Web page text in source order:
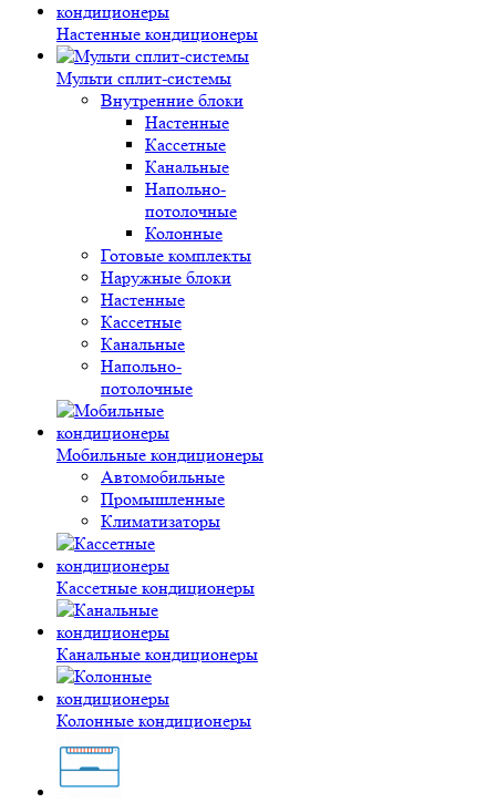
Настенные кондиционеры
Мульти сплит-системы
Внутренние блоки
Настенные
Кассетные
Канальные
Напольно-
потолочные
Колонные
Готовые комплекты
Наружные блоки
Настенные
Кассетные
Канальные
Напольно-
потолочные
Мобильные кондиционеры
Автомобильные
Промышленные
Климатизаторы
Кассетные кондиционеры
Канальные кондиционеры
Колонные кондиционеры